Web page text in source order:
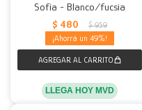
Sofía - Blanco/fucsia
$ 480 $ 959
49
LLEGA HOY MVD